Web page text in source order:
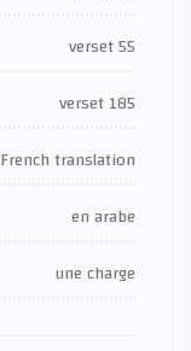
verset 55
verset 185
French translation
en arabe
une charge